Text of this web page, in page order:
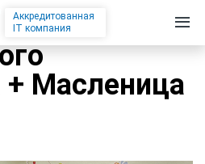
Аккредитованная
IT компания
+ Масленица